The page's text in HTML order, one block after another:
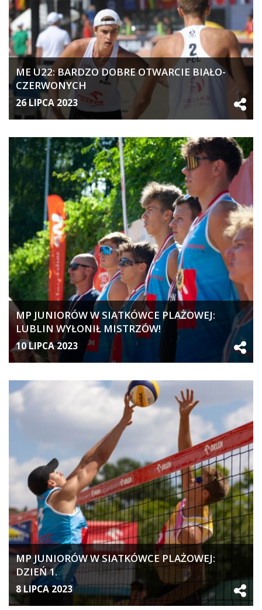
ME U22: BARDZO DOBRE OTWARCIE BIAŁO-
CZERWONYCH
26 LIPCA 2023
MP JUNIORÓW W SIATKÓWCE PLAŻOWEJ:
LUBLIN WYŁONIŁ MISTRZÓW!
10 LIPCA 2023
MP JUNIORÓW W SIATKÓWCE PLAŻOWEJ:
DZIEŃ 1.
8 LIPCA 2023